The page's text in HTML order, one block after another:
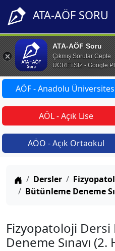
ATA-AÖF SORU
ATA-AÖF Soru
Çıkmış Sorular Cepte
ÜCRETSİZ - Google
AÖF - Anadolu
AÖL - Açık Lise
AÖO - Açık Ortaokul
Anasayfa
Dersler
Bütünleme Deneme
Fizyopatoloji
Deneme Sınavı (2.